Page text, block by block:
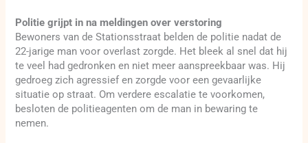
Politie grijpt in na meldingen over verstoring
Bewoners van de Stationsstraat belden de politie nadat de
22-jarige man voor overlast zorgde. Het bleek al snel dat hij
te veel had gedronken en niet meer aanspreekbaar was. Hij
gedroeg zich agressief en zorgde voor een gevaarlijke
situatie op straat. Om verdere escalatie te voorkomen,
besloten de politieagenten om de man in bewaring te
nemen.